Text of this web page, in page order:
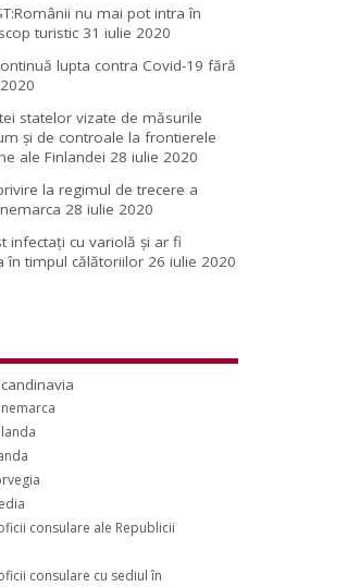
nu mai pot intra în
turistic 31 iulie 2020
lupta contra Covid-19 fără
statelor vizate de măsurile
și de controale la frontierele
ale Finlandei 28 iulie 2020
la regimul de trecere a
28 iulie 2020
infectaţi cu variolă şi ar fi
în timpul călătoriilor 26 iulie 2020
consulare ale Republicii
consulare cu sediul în